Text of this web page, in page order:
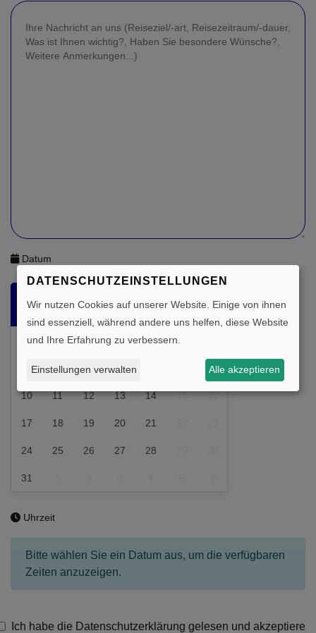
Datum
Mo Mi Fr So
27 28 29 30 31 1
4 5 6 9
10 11 12 13 14 15 16
17 18 19 20 21
24 25 26 27 28
31
Uhrzeit
Bitte wählen Sie ein Datum aus, um die verfügbaren
Zeiten anzuzeigen.
Ich habe die Datenschutzerklärung gelesen und akzeptiere
DATENSCHUTZEINSTELLUNGEN
Wir nutzen Cookies auf unserer Website. Einige von ihnen
sind essenziell, während andere uns helfen, diese Website
und Ihre Erfahrung zu verbessern.
Einstellungen verwalten Alle akzeptieren